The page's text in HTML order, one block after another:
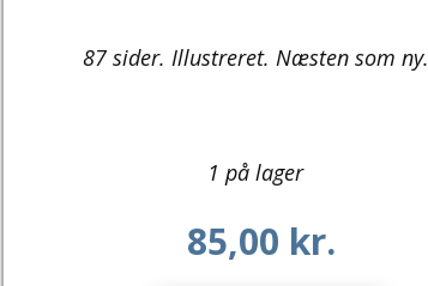
87 sider. Illustreret. Næsten som ny.
1 på lager
85,00 kr.